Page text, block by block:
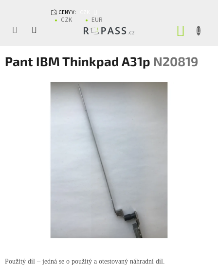
CENY V:
CZK EUR
Pant IBM Thinkpad A31p N20819
Použitý díl – jedná se o použitý a otestovaný náhradní díl.